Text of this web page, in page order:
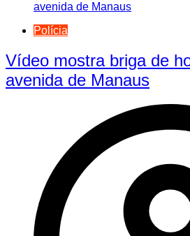
Polícia
Vídeo mostra briga de
avenida de Manaus